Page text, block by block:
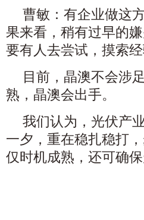
曹敏：有企业做这
果来看，稍有过早的
要有人去尝试，摸索经
目前，晶澳不会涉
熟，晶澳会出手。
我们认为，光伏产
一夕，重在稳扎稳打
仅时机成熟，还可确